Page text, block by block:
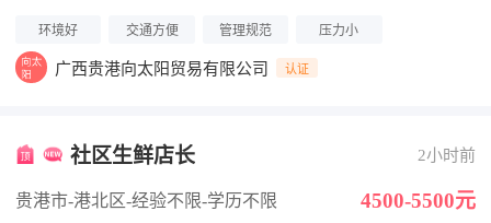
环境好 交通方便 管理规范 压力小
广西贵港向太阳贸易有限公司 认证
社区生鲜店长 2小时前
贵港市-港北区-经验不限-学历不限 4500-5500元